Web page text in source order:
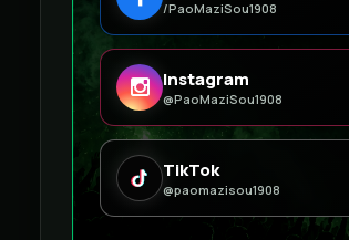
/PaoMaziSou1908
Instagram
@PaoMaziSou1908
TikTok
@paomazisou1908